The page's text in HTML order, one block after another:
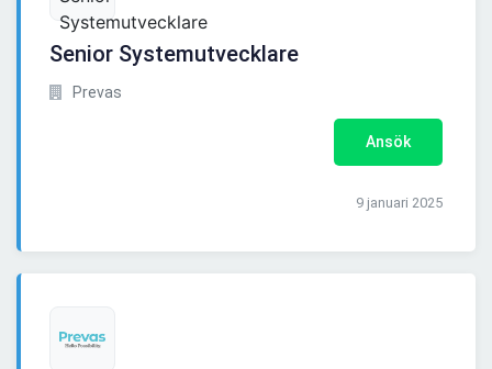
Senior Systemutvecklare
Prevas
Ansök
9 januari 2025